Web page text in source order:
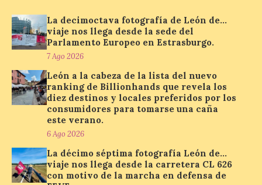
posición exacta del Sol y
así localizar el lugar ideal
para observar el eclipse
solar del 12 de agosto de 2026 sin
obstáculos. El visor es una herramienta a
Paradores renueva su
compromiso con La Vuelta
como patrocinador oficial
7 Ago 2026
La decimoctava fotografía de León de…
viaje nos llega desde la sede del
Parlamento Europeo en Estrasburgo.
7 Ago 2026
León a la cabeza de la lista del nuevo
ranking de Billionhands que revela los
diez destinos y locales preferidos por los
consumidores para tomarse una caña
este verano.
6 Ago 2026
La décimo séptima fotografía León de…
viaje nos llega desde la carretera CL 626
con motivo de la marcha en defensa de